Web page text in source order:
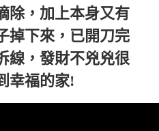
除，加上本身又有
掉下來，已開刀完
線，發財不兇兇很
幸福的家!